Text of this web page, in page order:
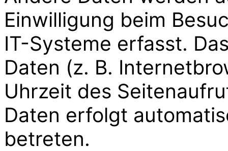
Einwilligung beim
IT-Systeme erfasst.
Daten (z. B.
Uhrzeit des
Daten erfolgt
betreten.